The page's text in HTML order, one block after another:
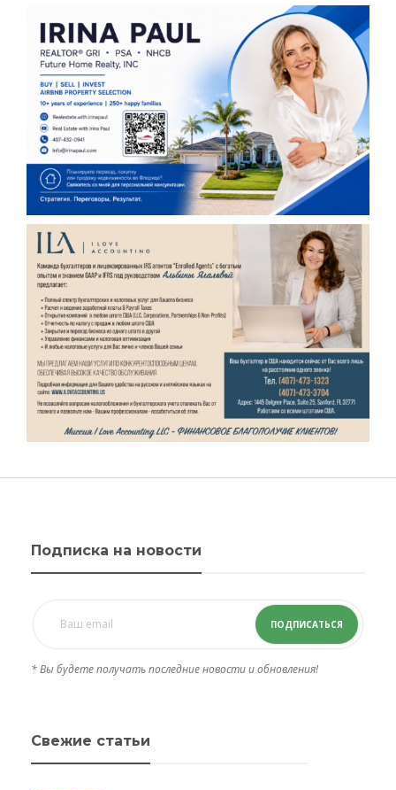
Подписка на новости
ПОДПИСАТЬСЯ
* Вы будете получать последние новости и обновления!
Свежие статьи